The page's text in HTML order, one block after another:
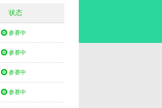
状态
参赛中
参赛中
参赛中
参赛中